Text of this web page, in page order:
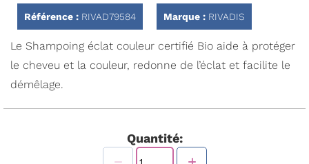
Référence : RIVAD79584 Marque : RIVADIS
Le Shampoing éclat couleur certifié Bio aide à protéger
le cheveu et la couleur, redonne de l’éclat et facilite le
démêlage.
Quantité: